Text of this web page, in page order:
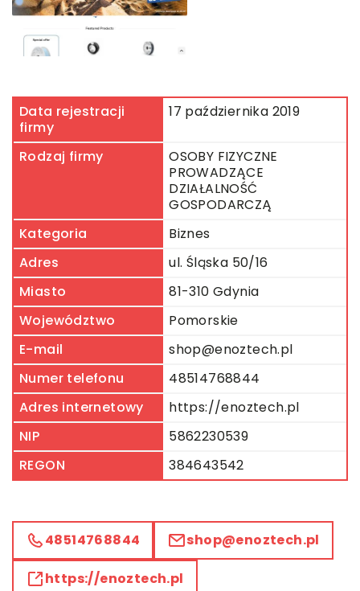
Data rejestracji
firmy
17 października 2019
Rodzaj firmy
OSOBY FIZYCZNE
PROWADZĄCE
DZIAŁALNOŚĆ
GOSPODARCZĄ
Kategoria
Biznes
Adres
ul. Śląska 50/16
Miasto
81-310 Gdynia
Województwo
Pomorskie
E-mail
shop@enoztech.pl
Numer telefonu
48514768844
Adres internetowy
https://enoztech.pl
NIP
5862230539
REGON
384643542
48514768844 shop@enoztech.pl
https://enoztech.pl